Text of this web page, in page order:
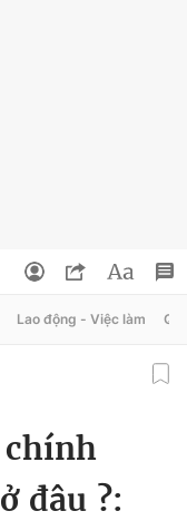
Lao động - Việc làm
chính
đâu ?: